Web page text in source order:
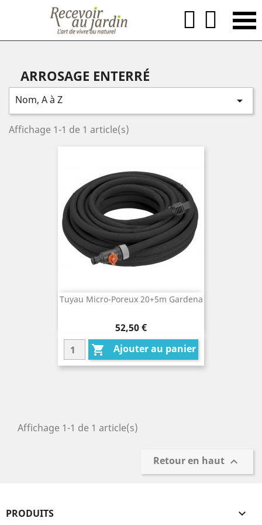
ARROSAGE ENTERRÉ
Nom, A à Z 
Affichage 1-1 de 1 article(s)
Tuyau Micro-Poreux 20+5m Gardena
Prix
52,50 €
 Ajouter au panier
Affichage 1-1 de 1 article(s)
Retour en haut 
PRODUITS 
 